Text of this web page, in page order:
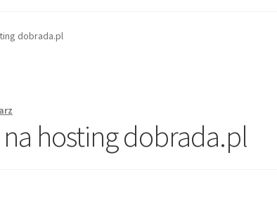
dobrada.pl
hosting dobrada.pl